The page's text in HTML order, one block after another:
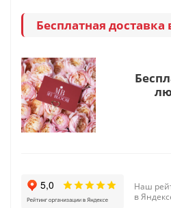
Бесплатная
Наш
в